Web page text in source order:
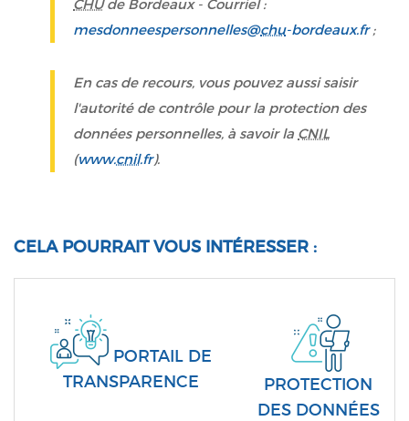
CHUde Bordeaux - Courriel :
mesdonneespersonnelles@chu-bordeaux.fr;
En cas de recours, vous pouvez aussi saisir
l'autorité de contrôle pour la protection des
données personnelles, à savoir la CNIL
(www.cnil.fr).
CELA POURRAIT VOUS INTÉRESSER :
PORTAIL DE
TRANSPARENCE
PROTECTION
DES DONNÉES